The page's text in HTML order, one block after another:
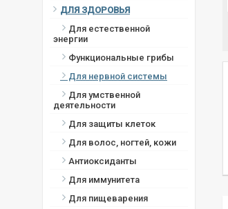
ДЛЯ ЗДОРОВЬЯ
Для естественной
энергии
Функциональные грибы
Для нервной системы
Для умственной
деятельности
Для защиты клеток
Для волос, ногтей, кожи
Антиоксиданты
Для иммунитета
Для пищеварения